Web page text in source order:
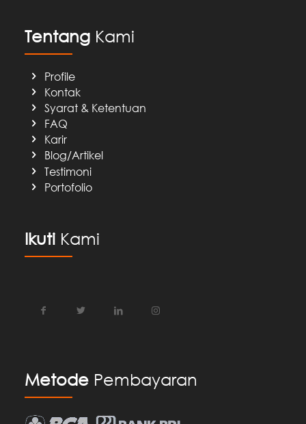
TentangKami
Profile
Kontak
Syarat & Ketentuan
FAQ
Karir
Blog/Artikel
Testimoni
Portofolio
IkutiKami
MetodePembayaran